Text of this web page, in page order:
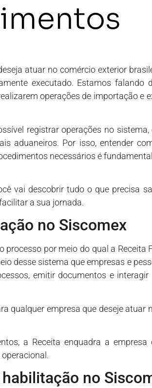
atuar no comércio exterior
executado. Estamos falando
operações de importação e
registrar operações no
aduaneiros. Por isso, entender
necessários é
vai descobrir tudo o que precisa
a sua jornada.
no Siscomex
processo por meio do qual a Receita
desse sistema que empresas e
emitir documentos e
qualquer empresa que deseje
a Receita enquadra a
no